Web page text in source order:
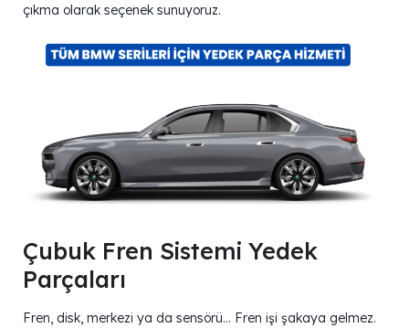
çıkma olarak seçenek sunuyoruz.
Çubuk Fren Sistemi Yedek
Parçaları
Fren, disk, merkezi ya da sensörü… Fren işi şakaya gelmez.